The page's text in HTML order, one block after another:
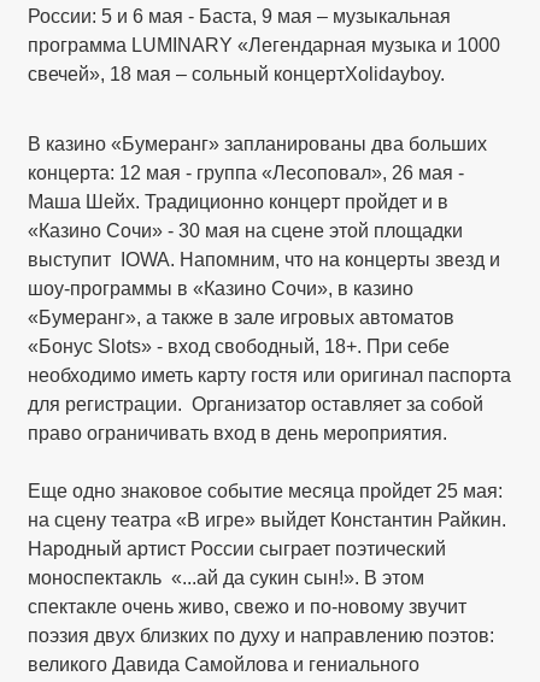
России: 5 и 6 мая - Баста, 9 мая – музыкальная
программа LUMINARY «Легендарная музыка и 1000
свечей», 18 мая – сольный концертXolidayboy.
В казино «Бумеранг» запланированы два больших
концерта: 12 мая - группа «Лесоповал», 26 мая -
Маша Шейх. Традиционно концерт пройдет и в
«Казино Сочи» - 30 мая на сцене этой площадки
выступит IOWA. Напомним, что на концерты звезд и
шоу-программы в «Казино Сочи», в казино
«Бумеранг», а также в зале игровых автоматов
«Бонус Slots» - вход свободный, 18+. При себе
необходимо иметь карту гостя или оригинал паспорта
для регистрации. Организатор оставляет за собой
право ограничивать вход в день мероприятия.
Еще одно знаковое событие месяца пройдет 25 мая:
на сцену театра «В игре» выйдет Константин Райкин.
Народный артист России сыграет поэтический
моноспектакль «...ай да сукин сын!». В этом
спектакле очень живо, свежо и по-новому звучит
поэзия двух близких по духу и направлению поэтов:
великого Давида Самойлова и гениального